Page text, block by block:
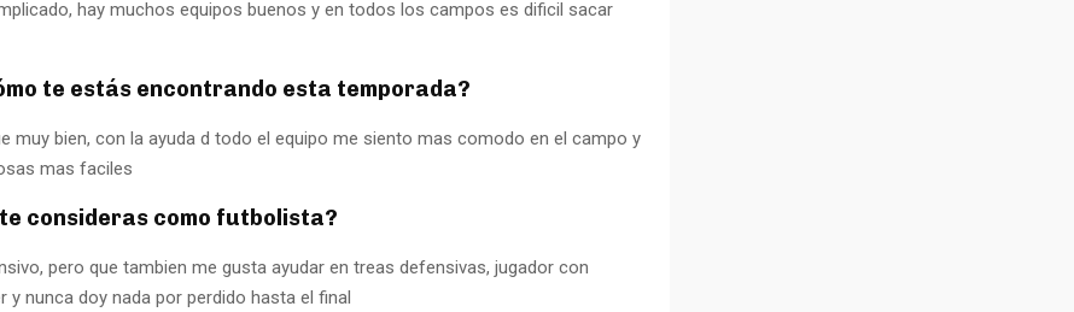
hay muchos equipos buenos y en todos los campos es dificil sacar
te estás encontrando esta temporada?
muy bien, con la ayuda d todo el equipo me siento mas comodo en el campo y
mas faciles
te consideras como futbolista?
pero que tambien me gusta ayudar en treas defensivas, jugador con
y nunca doy nada por perdido hasta el final